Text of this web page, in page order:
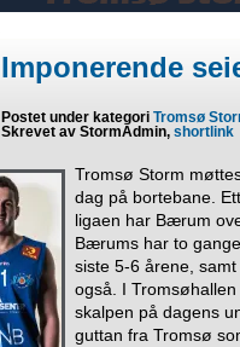
Imponerende
Postet under kategoriTromsø
Skrevet av StormAdmin,shortlink
Tromsø Storm
dag på bortebane.
ligaen har Bærum
Bærums har to
siste 5-6 årene,
også. I
skalpen på dagens
guttan fra Tromsø